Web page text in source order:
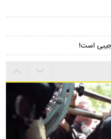
عجیبی است!